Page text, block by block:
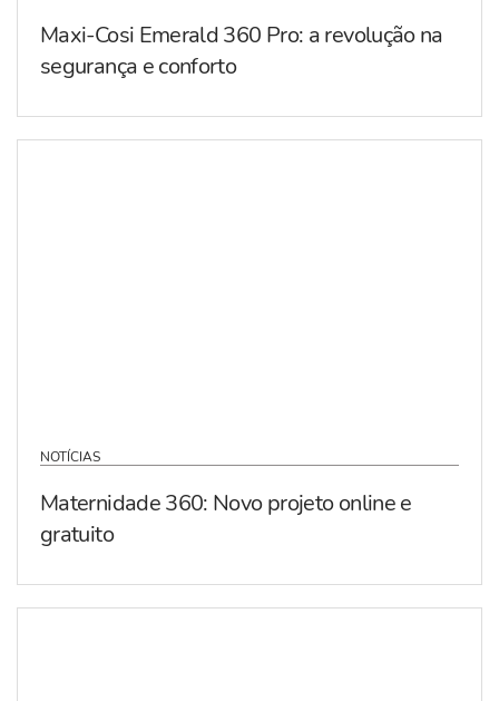
Maxi-Cosi Emerald 360 Pro: a revolução na
segurança e conforto
NOTÍCIAS
Maternidade 360: Novo projeto online e
gratuito